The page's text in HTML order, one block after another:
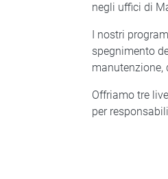
negli uffici di
I nostri
spegnimento
manutenzione,
Offriamo tre
per